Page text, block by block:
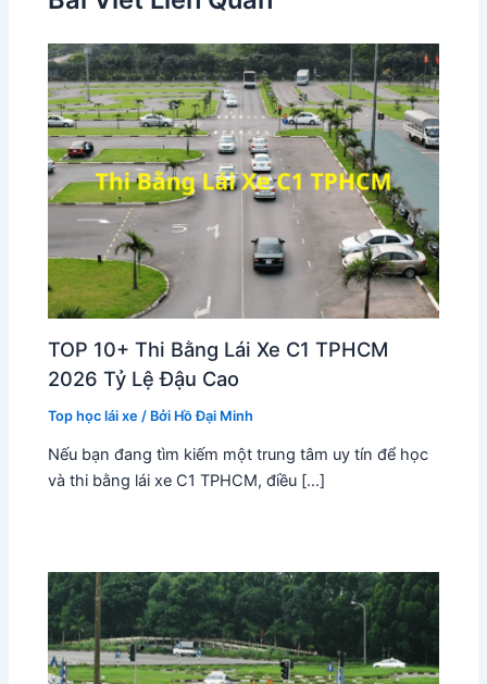
TOP 10+ Thi Bằng Lái Xe C1 TPHCM
2026 Tỷ Lệ Đậu Cao
Top học lái xe / Bởi Hồ Đại Minh
Nếu bạn đang tìm kiếm một trung tâm uy tín để học
và thi bằng lái xe C1 TPHCM, điều […]